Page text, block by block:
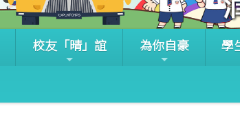
校友「晴」誼 為你自豪 學